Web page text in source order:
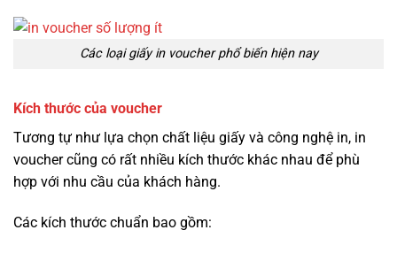
Các loại giấy in voucher phổ biến hiện nay
Kích thước của voucher
Tương tự như lựa chọn chất liệu giấy và công nghệ in, in
voucher cũng có rất nhiều kích thước khác nhau để phù
hợp với nhu cầu của khách hàng.
Các kích thước chuẩn bao gồm: